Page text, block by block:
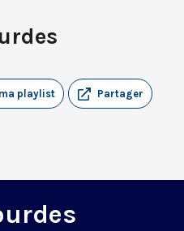
Partager
playlist